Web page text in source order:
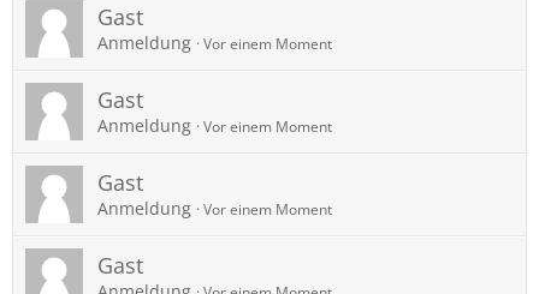
Gast
Anmeldung Vor einem Moment
Gast
Anmeldung Vor einem Moment
Gast
Anmeldung Vor einem Moment
Gast